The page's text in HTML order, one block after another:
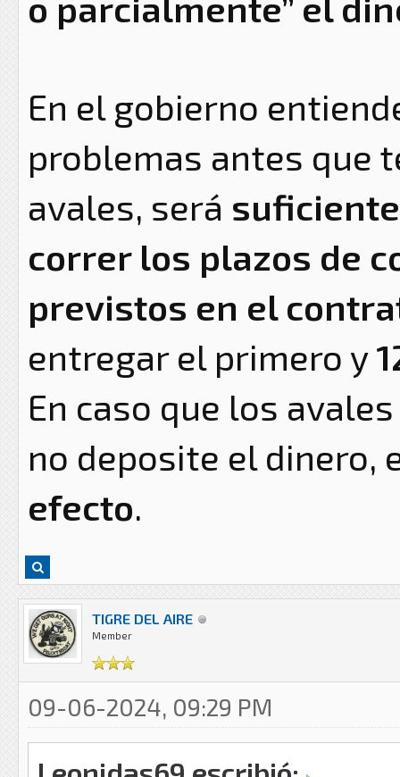
En el gobierno
problemas antes que
avales, será
correr los plazos de
previstos en el
entregar el primero y
En caso que los
no deposite el dinero,
efecto.
TIGRE DEL AIRE
Member
09-06-2024, 09:29 PM